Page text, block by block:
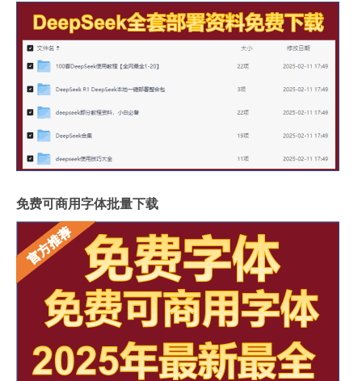
免费可商用字体批量下载